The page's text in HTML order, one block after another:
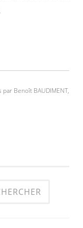
Benoît BAUDIMENT,